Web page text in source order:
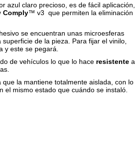
azul claro precioso, es de fácil aplicación,
Comply™ v3 que permiten la eliminación
se encuentran unas microesferas
de la pieza. Para fijar el vinilo,
y este se pegará.
de vehículos lo que lo hace resistentea
la mantiene totalmente aislada, con lo
mismo estado que cuándo se instaló.